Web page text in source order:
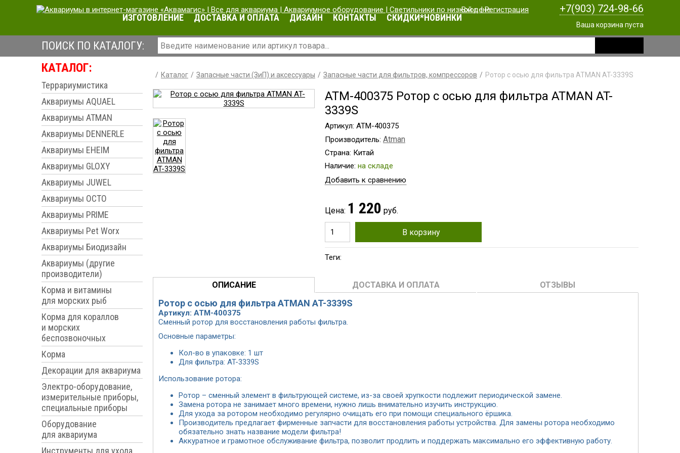
Вход|Регистрация +7(903) 724-98-66
Ваша корзина пуста
ИЗГОТОВЛЕНИЕ ДОСТАВКА И ОПЛАТА ДИЗАЙН КОНТАКТЫ СКИДКИ*НОВИНКИ
ПОИСК ПО КАТАЛОГУ:
КАТАЛОГ:
Террариумистика
Аквариумы AQUAEL
Аквариумы ATMAN
Аквариумы DENNERLE
Аквариумы EHEIM
Аквариумы GLOXY
Аквариумы JUWEL
Аквариумы OCTO
Аквариумы PRIME
Аквариумы Pet Worx
Аквариумы Биодизайн
Аквариумы (другие
производители)
Корма и витамины
для морских рыб
Корма для кораллов
и морских
беспозвоночных
Корма
Декорации для аквариума
Электро-оборудование,
измерительные приборы,
специальные приборы
Оборудование
для аквариума
Инструменты для ухода
Каталог Запасные части (ЗиП) и аксессуары Запасные части для фильтров, компрессоров Ротор с осью для фильтра ATMAN AT-3339S
ATM-400375 Ротор с осью для фильтра ATMAN AT-
3339S
Артикул: ATM-400375
Производитель: Atman
Страна: Китай
Наличие: на складе
Добавить к сравнению
Цена: 1 220 руб.
В корзину
Теги:
ОПИСАНИЕ ДОСТАВКА И ОПЛАТА ОТЗЫВЫ
Ротор с осью для фильтра ATMAN AT-3339S
Артикул: ATM-400375
Сменный ротор для восстановления работы фильтра.
Основные параметры:
Кол-во в упаковке: 1 шт
Для фильтра: AT-3339S
Использование ротора:
Ротор – сменный элемент в фильтрующей системе, из-за своей хрупкости подлежит периодической замене.
Замена ротора не занимает много времени, нужно лишь внимательно изучить инструкцию.
Для ухода за ротором необходимо регулярно очищать его при помощи специального ёршика.
Производитель предлагает фирменные запчасти для восстановления работы устройства. Для замены ротора необходимо
обязательно знать название модели фильтра!
Аккуратное и грамотное обслуживание фильтра, позволит продлить и поддержать максимально его эффективную работу.